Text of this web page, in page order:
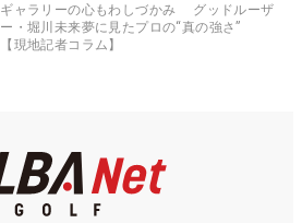
ギャラリーの心もわしづかみ グッドルーザ
ー・堀川未来夢に見たプロの“真の強さ”
【現地記者コラム】